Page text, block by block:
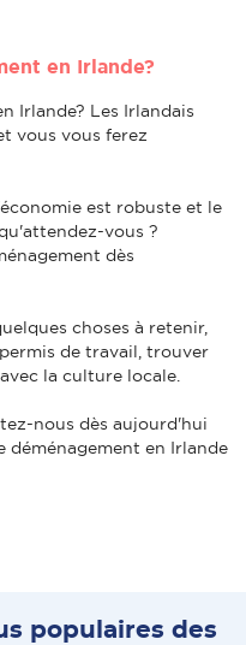
en Irlande?
Irlande? Les Irlandais
vous vous ferez
est robuste et le
vous ?
dès
choses à retenir,
de travail, trouver
la culture locale.
nous dès aujourd'hui
en Irlande
populaires des